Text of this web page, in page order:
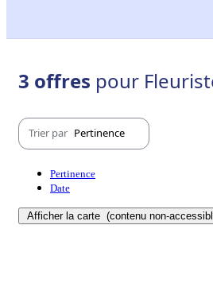
3 offres pour
Trier par Pertinence
Pertinence
Date
Afficher la carte (contenu non-